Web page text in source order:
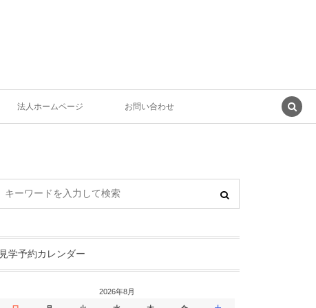
法人ホームページ お問い合わせ
見学予約カレンダー
2026年8月